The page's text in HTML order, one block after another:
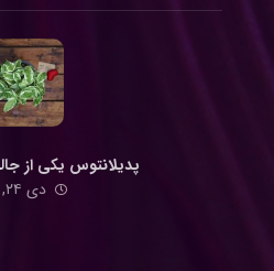
پدیلانتوس یکی از
دی ۲۴, ۱۴۰۰